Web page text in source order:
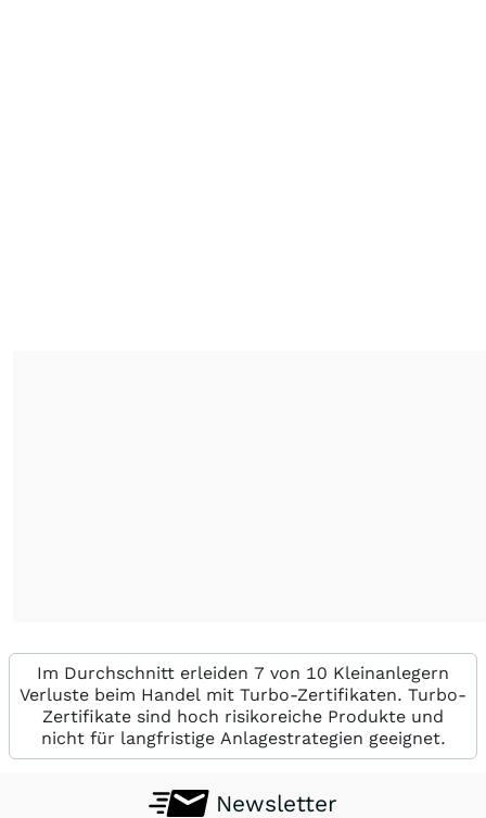
Im Durchschnitt erleiden 7 von 10 Kleinanlegern
Verluste beim Handel mit Turbo-Zertifikaten. Turbo-
Zertifikate sind hoch risikoreiche Produkte und
nicht für langfristige Anlagestrategien geeignet.
Newsletter